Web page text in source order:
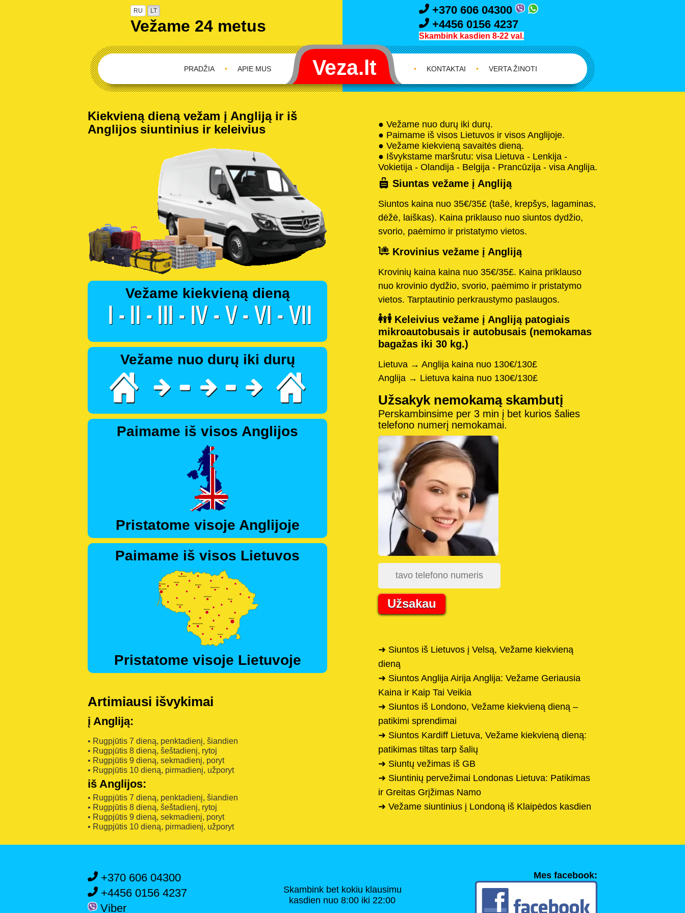
RU LT
Vežame 24 metus
+370 606 04300
+4456 0156 4237
Skambink kasdien 8-22 val.
APIE MUS
•
PRADŽIA • KONTAKTAI • VERTA ŽINOTI
Kiekvieną dieną vežam į Angliją ir iš
Anglijos siuntinius ir keleivius
Vežame kiekvieną dieną
Vežame nuo durų iki durų
Paimame iš visos Anglijos
Pristatome visoje Anglijoje
Paimame iš visos Lietuvos
Pristatome visoje Lietuvoje
Artimiausi išvykimai
į Angliją:
• Rugpjūtis 7 dieną, penktadienį, šiandien
• Rugpjūtis 8 dieną, šeštadienį, rytoj
• Rugpjūtis 9 dieną, sekmadienį, poryt
• Rugpjūtis 10 dieną, pirmadienį, užporyt
iš Anglijos:
• Rugpjūtis 7 dieną, penktadienį, šiandien
• Rugpjūtis 8 dieną, šeštadienį, rytoj
• Rugpjūtis 9 dieną, sekmadienį, poryt
• Rugpjūtis 10 dieną, pirmadienį, užporyt
● Vežame nuo durų iki durų.
● Paimame iš visos Lietuvos ir visos Anglijoje.
● Vežame kiekvieną savaitės dieną.
● Išvykstame maršrutu: visa Lietuva - Lenkija -
Vokietija - Olandija - Belgija - Prancūzija - visa Anglija.
Siuntas vežame į Angliją
Siuntos kaina nuo 35€/35£ (tašė, krepšys, lagaminas,
dėžė, laiškas). Kaina priklauso nuo siuntos dydžio,
svorio, paėmimo ir pristatymo vietos.
Krovinius vežame į Angliją
Krovinių kaina kaina nuo 35€/35£. Kaina priklauso
nuo krovinio dydžio, svorio, paėmimo ir pristatymo
vietos. Tarptautinio perkraustymo paslaugos.
Keleivius vežame į Angliją patogiais
mikroautobusais ir autobusais (nemokamas
bagažas iki 30 kg.)
Lietuva → Anglija kaina nuo 130€/130£
Anglija → Lietuva kaina nuo 130€/130£
Užsakyk nemokamą skambutį
Perskambinsime per 3 min į bet kurios šalies
telefono numerį nemokamai.
Užsakau
➜ Siuntos iš Lietuvos į Velsą, Vežame kiekvieną
dieną
➜ Siuntos Anglija Airija Anglija: Vežame Geriausia
Kaina ir Kaip Tai Veikia
➜ Siuntos iš Londono, Vežame kiekvieną dieną –
patikimi sprendimai
➜ Siuntos Kardiff Lietuva, Vežame kiekvieną dieną:
patikimas tiltas tarp šalių
➜ Siuntų vežimas iš GB
➜ Siuntinių pervežimai Londonas Lietuva: Patikimas
ir Greitas Grįžimas Namo
➜ Vežame siuntinius į Londoną iš Klaipėdos kasdien
+370 606 04300
+4456 0156 4237
Viber
Skambink bet kokiu klausimu
kasdien nuo 8:00 iki 22:00
Mes facebook: